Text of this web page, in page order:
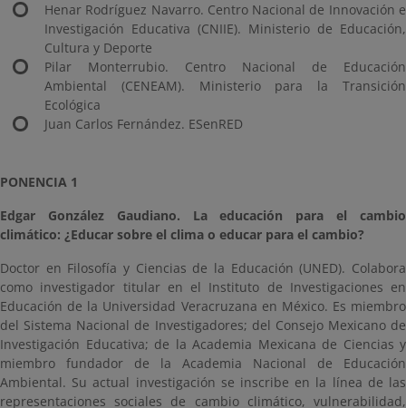
Henar Rodríguez Navarro. Centro Nacional de Innovación e
Investigación Educativa (CNIIE). Ministerio de Educación,
Cultura y Deporte
Pilar Monterrubio. Centro Nacional de Educación
Ambiental (CENEAM). Ministerio para la Transición
Ecológica
Juan Carlos Fernández. ESenRED
PONENCIA 1
Edgar González Gaudiano. La educación para el cambio
climático: ¿Educar sobre el clima o educar para el cambio?
Doctor en Filosofía y Ciencias de la Educación (UNED). Colabora
como investigador titular en el Instituto de Investigaciones en
Educación de la Universidad Veracruzana en México. Es miembro
del Sistema Nacional de Investigadores; del Consejo Mexicano de
Investigación Educativa; de la Academia Mexicana de Ciencias y
miembro fundador de la Academia Nacional de Educación
Ambiental. Su actual investigación se inscribe en la línea de las
representaciones sociales de cambio climático, vulnerabilidad,